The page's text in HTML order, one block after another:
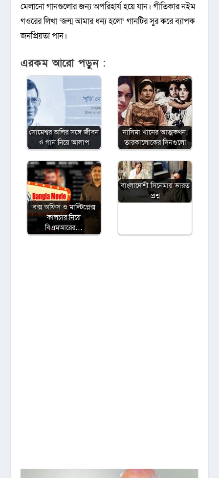
মেলানো গানগুলোর জন্য অপরিহার্য হয়ে যান। গীতিকার নইম
গওরের লিখা ‘জন্ম আমার ধন্য হলো’ গানটির সুর করে ব্যাপক
জনপ্রিয়তা পান।
এরকম আরো পড়ুন :
সোমেশ্বর অলির সঙ্গে জীবন
ও গান নিয়ে আলাপ
নাসিমা খানের আত্মকথন:
তারকালোকের দিনগুলো
বক্স অফিস ও মাল্টিপ্লেক্স
কালচার নিয়ে
বিএমআরের…
বাংলাদেশী সিনেমায় ভারত
প্রশ্ন